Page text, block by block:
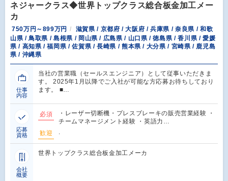
ネジャークラス◆世界トップクラス総合板金加工メー
カ
750万円～899万円
滋賀県 / 京都府 / 大阪府 / 兵庫県 / 奈良県 / 和歌
山県 / 鳥取県 / 島根県 / 岡山県 / 広島県 / 山口県 / 徳島県 / 香川県 / 愛媛
県 / 高知県 / 福岡県 / 佐賀県 / 長崎県 / 熊本県 / 大分県 / 宮崎県 / 鹿児島
県 / 沖縄県
仕事
内容
当社の営業職（セールスエンジニア）として従事いただきま
す。 2025年1月以降でご入社が可能な方応募お待ちしており
ます。 ■…
応募
資格
必須
・レーザー切断機・プレスブレーキの販売営業経験 ・
チームマネージメント経験 ・英語力…
歓迎
会社
概要
世界トップクラス総合板金加工メーカ